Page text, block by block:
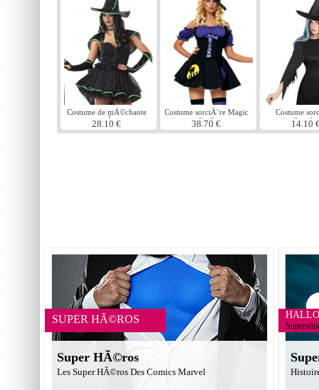
Costume de mÃ©chante
sorciÃ¨re
28.10 €
Costume sorciÃ¨re Magic
Spell
38.70 €
Costume
Spooky
14.10
SUPER HÃ©ROS
Super HÃ©ros
Les Super HÃ©ros Des Comics Marvel